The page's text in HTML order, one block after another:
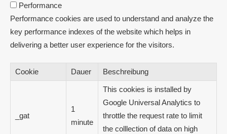
Performance
Performance cookies are used to understand and analyze the
key performance indexes of the website which helps in
delivering a better user experience for the visitors.
Cookie Dauer Beschreibung
_gat
1
minute
This cookies is installed by
Google Universal Analytics to
throttle the request rate to limit
the colllection of data on high